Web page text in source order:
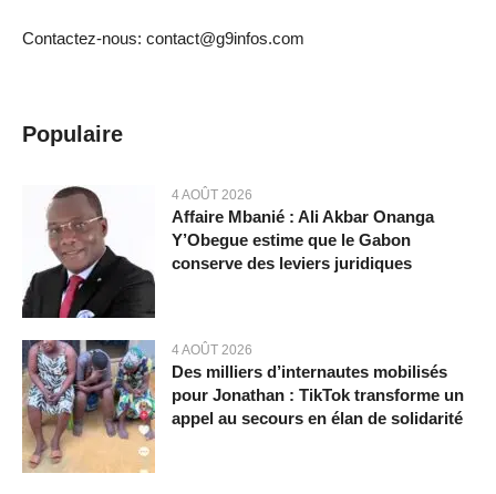
Contactez-nous: contact@g9infos.com
Populaire
4 AOÛT 2026
Affaire Mbanié : Ali Akbar Onanga
Y’Obegue estime que le Gabon
conserve des leviers juridiques
4 AOÛT 2026
Des milliers d’internautes mobilisés
pour Jonathan : TikTok transforme un
appel au secours en élan de solidarité